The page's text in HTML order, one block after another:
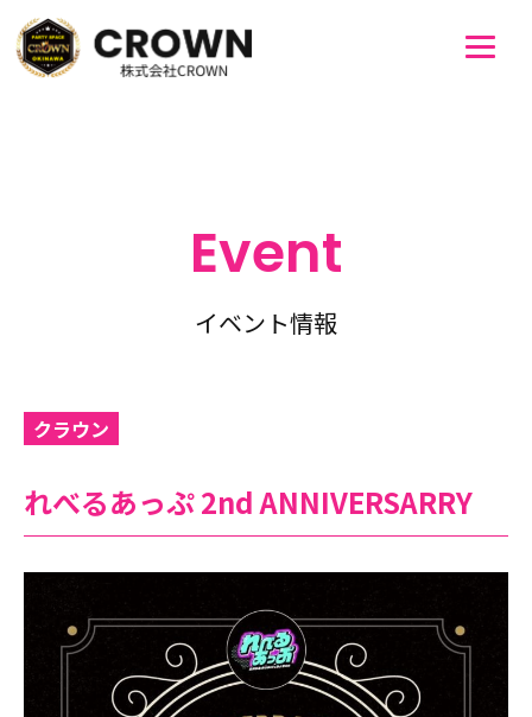
Event
イベント情報
クラウン
れべるあっぷ 2nd ANNIVERSARRY